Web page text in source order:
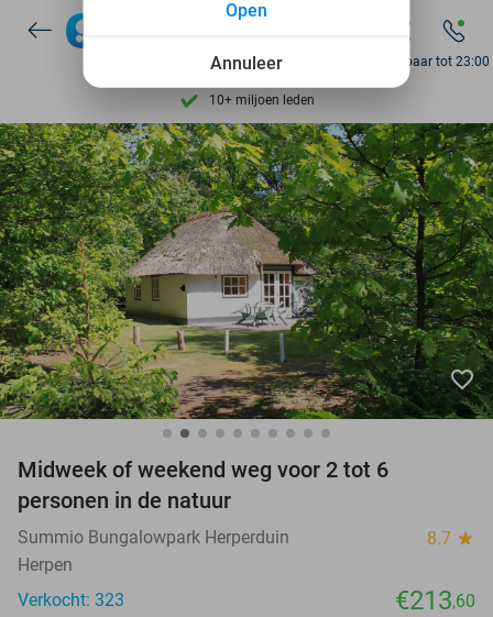
Ontdek 15.000+ deals
7 dagen per week beschikbaar
10+ miljoen leden
9,4 op basis van206.082 reviews
Ontdek 15.000+ deals
7 dagen per week beschikbaar
10+ miljoen leden
Bereikbaar tot 23:00
favorite_border
Midweek of weekend weg voor 2 tot 6
personen in de natuur
Summio Bungalowpark Herperduin 8.7 star
Herpen
Verkocht: 323
€213,60
Annuleer
Open